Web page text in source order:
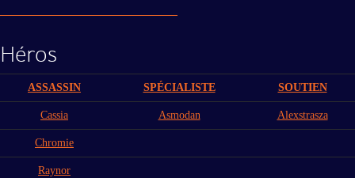
Héros
ASSASSIN SPÉCIALISTE SOUTIEN
Cassia Asmodan Alexstrasza
Chromie
Raynor